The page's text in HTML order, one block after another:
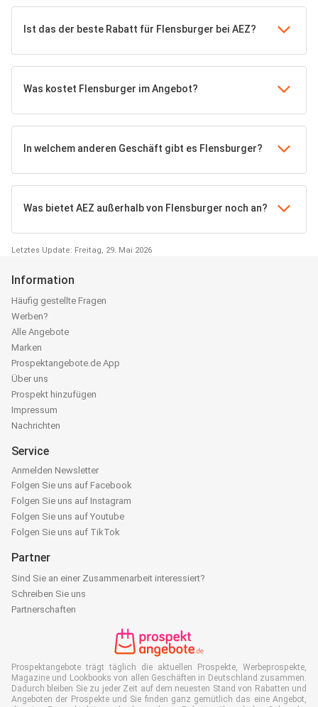
Ist das der beste Rabatt für Flensburger bei AEZ?
Was kostet Flensburger im Angebot?
In welchem anderen Geschäft gibt es Flensburger?
Was bietet AEZ außerhalb von Flensburger noch an?
Letztes Update: Freitag, 29. Mai 2026
Information
Häufig gestellte Fragen
Werben?
Alle Angebote
Marken
Prospektangebote.de App
Über uns
Prospekt hinzufügen
Impressum
Nachrichten
Service
Anmelden Newsletter
Folgen Sie uns auf Facebook
Folgen Sie uns auf Instagram
Folgen Sie uns auf Youtube
Folgen Sie uns auf TikTok
Partner
Sind Sie an einer Zusammenarbeit interessiert?
Schreiben Sie uns
Partnerschaften
Prospektangebote trägt täglich die aktuellen Prospekte, Werbeprospekte,
Magazine und Lookbooks von allen Geschäften in Deutschland zusammen.
Dadurch bleiben Sie zu jeder Zeit auf dem neuesten Stand von Rabatten und
Angeboten der Prospekte und Sie finden ganz gemütlich das eine Angebot,